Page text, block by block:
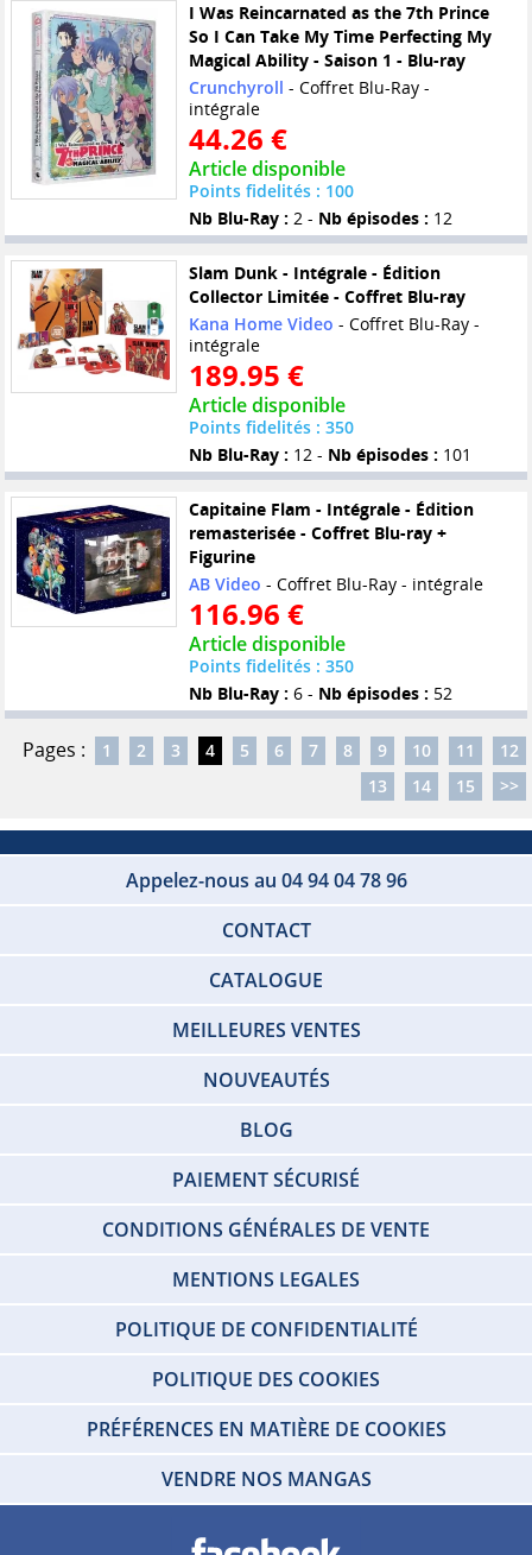
I Was Reincarnated as the 7th Prince
So I Can Take My Time Perfecting My
Magical Ability - Saison 1 - Blu-ray
Crunchyroll - Coffret Blu-Ray -
intégrale
44.26 €
Article disponible
Points fidelités : 100
Nb Blu-Ray : 2 - Nb épisodes : 12
Slam Dunk - Intégrale - Édition
Collector Limitée - Coffret Blu-ray
Kana Home Video - Coffret Blu-Ray -
intégrale
189.95 €
Article disponible
Points fidelités : 350
Nb Blu-Ray : 12 - Nb épisodes : 101
Capitaine Flam - Intégrale - Édition
remasterisée - Coffret Blu-ray +
Figurine
AB Video - Coffret Blu-Ray - intégrale
116.96 €
Article disponible
Points fidelités : 350
Nb Blu-Ray : 6 - Nb épisodes : 52
Pages : 1 2 3 4 5 6 7 8 9 10 11
12
13
14 15 >>
Appelez-nous au 04 94 04 78 96
CONTACT
CATALOGUE
MEILLEURES VENTES
NOUVEAUTÉS
BLOG
PAIEMENT SÉCURISÉ
CONDITIONS GÉNÉRALES DE VENTE
MENTIONS LEGALES
POLITIQUE DE CONFIDENTIALITÉ
POLITIQUE DES COOKIES
PRÉFÉRENCES EN MATIÈRE DE COOKIES
VENDRE NOS MANGAS